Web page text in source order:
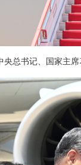
央总书记、国家主